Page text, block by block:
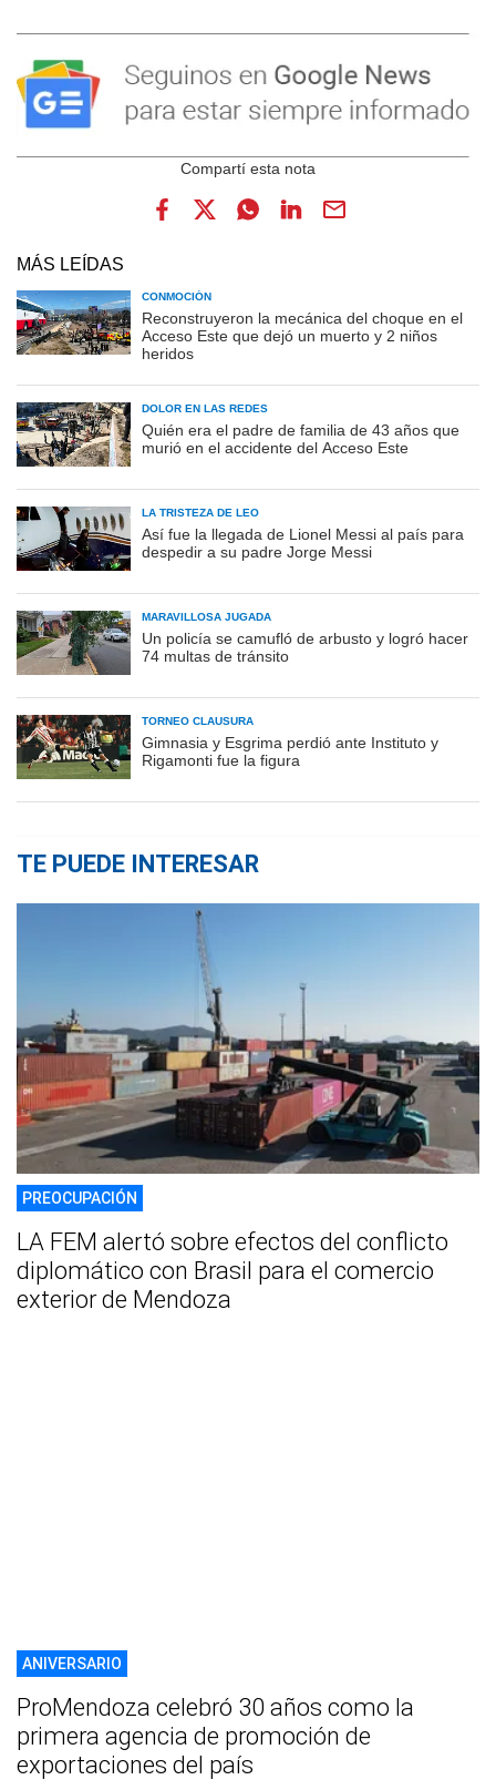
MÁS LEÍDAS
CONMOCIÓN
Reconstruyeron la mecánica del choque en el
Acceso Este que dejó un muerto y 2 niños
heridos
DOLOR EN LAS REDES
Quién era el padre de familia de 43 años que
murió en el accidente del Acceso Este
LA TRISTEZA DE LEO
Así fue la llegada de Lionel Messi al país para
despedir a su padre Jorge Messi
MARAVILLOSA JUGADA
Un policía se camufló de arbusto y logró hacer
74 multas de tránsito
TORNEO CLAUSURA
Gimnasia y Esgrima perdió ante Instituto y
Rigamonti fue la figura
TE PUEDE INTERESAR
PREOCUPACIÓN
LA FEM alertó sobre efectos del conflicto
diplomático con Brasil para el comercio
exterior de Mendoza
ANIVERSARIO
ProMendoza celebró 30 años como la
primera agencia de promoción de
exportaciones del país